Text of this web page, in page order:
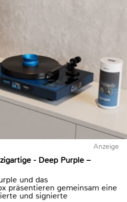
Anzeige
- Deep Purple –
und das
präsentieren gemeinsam eine
und signierte